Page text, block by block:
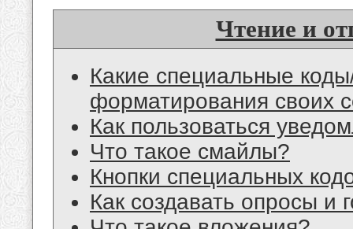
Чтение и
Какие специальные
форматирования своих
Как пользоваться
Что такое смайлы?
Кнопки специальных
Как создавать опросы и